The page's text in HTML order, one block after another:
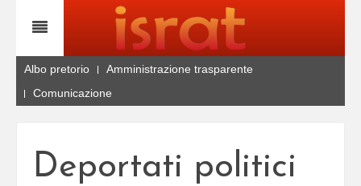
Albo pretorio
Amministrazione trasparente
Comunicazione
Deportati politici